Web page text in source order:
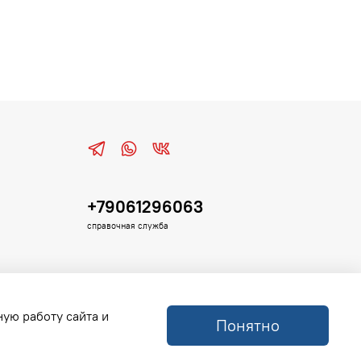
+79061296063
справочная служба
работу сайта и Понятно